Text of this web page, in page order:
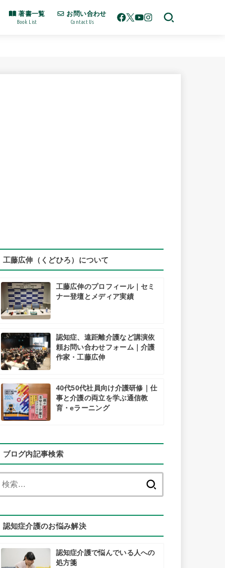
著書一覧
Book List
お問い合わせ
Contact Us
工藤広伸（くどひろ）について
工藤広伸のプロフィール｜セミ
ナー登壇とメディア実績
認知症、遠距離介護など講演依
頼お問い合わせフォーム｜介護
作家・工藤広伸
40代50代社員向け介護研修｜仕
事と介護の両立を学ぶ通信教
育・eラーニング
ブログ内記事検索
認知症介護のお悩み解決
認知症介護で悩んでいる人への
処方箋